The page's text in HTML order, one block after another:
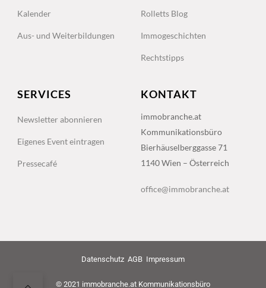
Kalender
Aus- und Weiterbildungen
Rolletts Blog
Immogeschichten
Rechtstipps
SERVICES
Newsletter abonnieren
Eigenes Event eintragen
Pressecafé
KONTAKT
immobranche.at
Kommunikationsbüro
Bierhäuselberggasse 71
1140 Wien – Österreich
office@immobranche.at
Datenschutz AGB Impressum
© 2021 immobranche.at Kommunikationsbüro